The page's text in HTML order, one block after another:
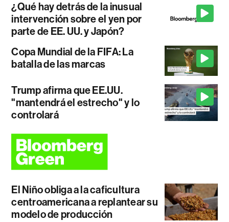
¿Qué hay detrás de la inusual
intervención sobre el yen por
parte de EE. UU. y Japón?
Copa Mundial de la FIFA: La
batalla de las marcas
Trump afirma que EE.UU.
"mantendrá el estrecho" y lo
controlará
El Niño obliga a la caficultura
centroamericana a replantear su
modelo de producción